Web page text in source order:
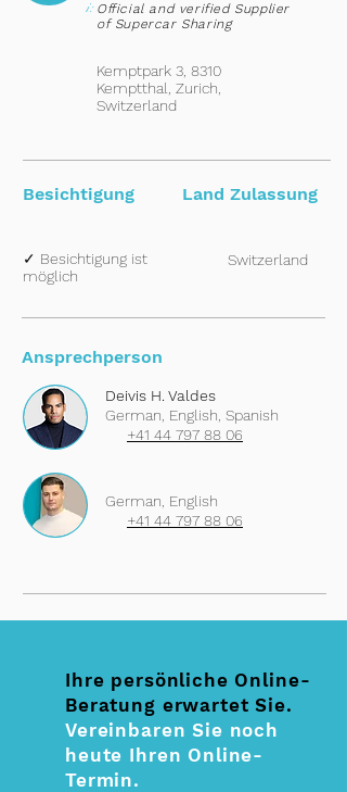
i: Official and verified Supplier
of Supercar Sharing
Kemptpark 3, 8310
Kemptthal, Zurich,
Switzerland
Besichtigung Land Zulassung
✓ Besichtigung ist
möglich
Switzerland
Ansprechperson
Deivis H. Valdes
German, English, Spanish
+41 44 797 88 06
German, English
+41 44 797 88 06
Ihre persönliche Online-
Beratung erwartet Sie.
Vereinbaren Sie noch
heute Ihren Online-
Termin.